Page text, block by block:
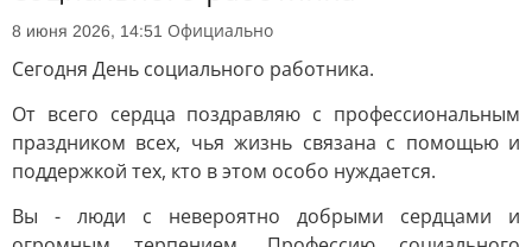
8 июня 2026, 14:51 Официально
Сегодня День социального работника.
От всего сердца поздравляю с профессиональным
праздником всех, чья жизнь связана с помощью и
поддержкой тех, кто в этом особо нуждается.
Вы - люди с невероятно добрыми сердцами и